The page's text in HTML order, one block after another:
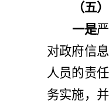
（五
一是
对政府信
人员的责
务实施，